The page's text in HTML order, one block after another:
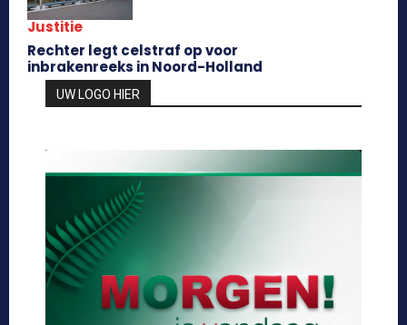
Justitie
Rechter legt celstraf op voor
inbrakenreeks in Noord-Holland
UW LOGO HIER